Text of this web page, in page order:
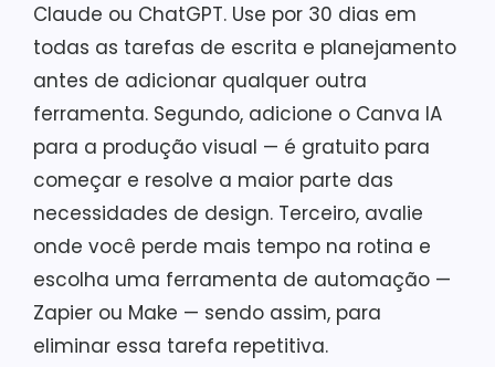
Claude ou ChatGPT. Use por 30 dias em
todas as tarefas de escrita e planejamento
antes de adicionar qualquer outra
ferramenta. Segundo, adicione o Canva IA
para a produção visual — é gratuito para
começar e resolve a maior parte das
necessidades de design. Terceiro, avalie
onde você perde mais tempo na rotina e
escolha uma ferramenta de automação —
Zapier ou Make — sendo assim, para
eliminar essa tarefa repetitiva.